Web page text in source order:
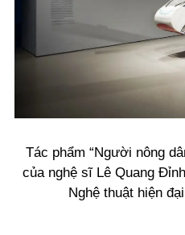
Tác phẩm “Người nông
của nghệ sĩ Lê Quang
Nghệ thuật hiện